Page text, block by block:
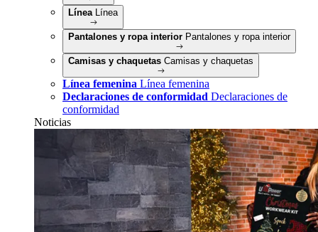
Línea Línea
Pantalones y ropa interior Pantalones y ropa interior
Camisas y chaquetas Camisas y chaquetas
Línea femenina Línea femenina
Declaraciones de conformidad Declaraciones de
conformidad
Noticias